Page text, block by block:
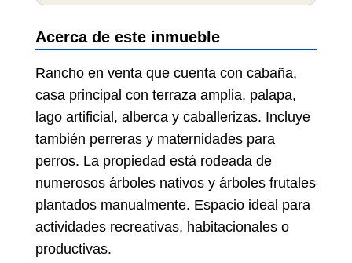
Acerca de este inmueble
Rancho en venta que cuenta con cabaña,
casa principal con terraza amplia, palapa,
lago artificial, alberca y caballerizas. Incluye
también perreras y maternidades para
perros. La propiedad está rodeada de
numerosos árboles nativos y árboles frutales
plantados manualmente. Espacio ideal para
actividades recreativas, habitacionales o
productivas.